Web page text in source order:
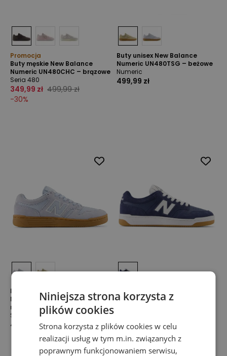
Promocja
Buty męskie New Balance
Numeric UN480CHC – brązowe
Seria 480
349,99 zł 499,99 zł
-30%
Buty unisex New Balance
Numeric UN480TSG – beżowe
Numeric
499,99 zł
Buty męskie New Balance
Numeric UN480BBG –
niebieskie
Seria 480
499,99 zł
Promocja
Buty unisex New Balance
Numeric
449,99 zł
-40%
Niniejsza strona korzysta z
plików cookies
Strona korzysta z plików cookies w celu
realizacji usług w tym m.in. związanych z
poprawnym funkcjonowaniem serwisu,